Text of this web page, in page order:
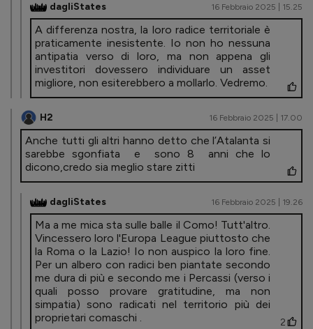
dagliStates 16 Febbraio 2025 | 15.25
A differenza nostra, la loro radice territoriale è
praticamente inesistente. Io non ho nessuna
antipatia verso di loro, ma non appena gli
investitori dovessero individuare un asset
migliore, non esiterebbero a mollarlo. Vedremo.
H2 16 Febbraio 2025 | 17.00
Anche tutti gli altri hanno detto che l’Atalanta si
sarebbe sgonfiata e sono 8 anni che lo
dicono,credo sia meglio stare zitti
dagliStates 16 Febbraio 2025 | 19.26
Ma a me mica sta sulle balle il Como! Tutt'altro.
Vincessero loro l'Europa League piuttosto che
la Roma o la Lazio! Io non auspico la loro fine.
Per un albero con radici ben piantate secondo
me dura di più e secondo me i Percassi (verso i
quali posso provare gratitudine, ma non
simpatia) sono radicati nel territorio più dei
proprietari comaschi .
2